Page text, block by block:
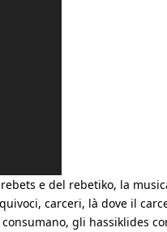
e del rebetiko, la
carceri, là dove il
gli hassiklides